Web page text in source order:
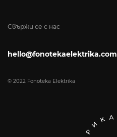
Свържи се с нас
hello@fonotekaelektrika.com
© 2022 Fonoteka Elektrika